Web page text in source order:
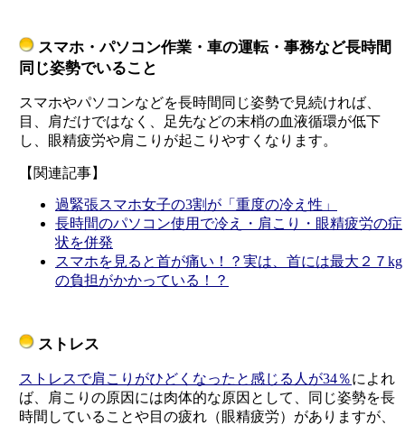
スマホ・パソコン作業・車の運転・事務など長時間
同じ姿勢でいること
スマホやパソコンなどを長時間同じ姿勢で見続ければ、
目、肩だけではなく、足先などの末梢の血液循環が低下
し、眼精疲労や肩こりが起こりやすくなります。
【関連記事】
過緊張スマホ女子の3割が「重度の冷え性」
長時間のパソコン使用で冷え・肩こり・眼精疲労の症
状を併発
スマホを見ると首が痛い！？実は、首には最大２７kg
の負担がかかっている！？
ストレス
ストレスで肩こりがひどくなったと感じる人が34％によれ
ば、肩こりの原因には肉体的な原因として、同じ姿勢を長
時間していることや目の疲れ（眼精疲労）がありますが、